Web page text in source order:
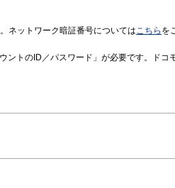
ネットワーク暗証番号についてはこちら を
ントのID／パスワード」が必要です。ドコ